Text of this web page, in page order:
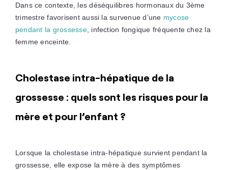
Dans ce contexte, les déséquilibres hormonaux du 3ème
trimestre favorisent aussi la survenue d’une mycose
pendant la grossesse, infection fongique fréquente chez la
femme enceinte.
Cholestase intra-hépatique de la
grossesse : quels sont les risques pour la
mère et pour l’enfant ?
Lorsque la cholestase intra-hépatique survient pendant la
grossesse, elle expose la mère à des symptômes